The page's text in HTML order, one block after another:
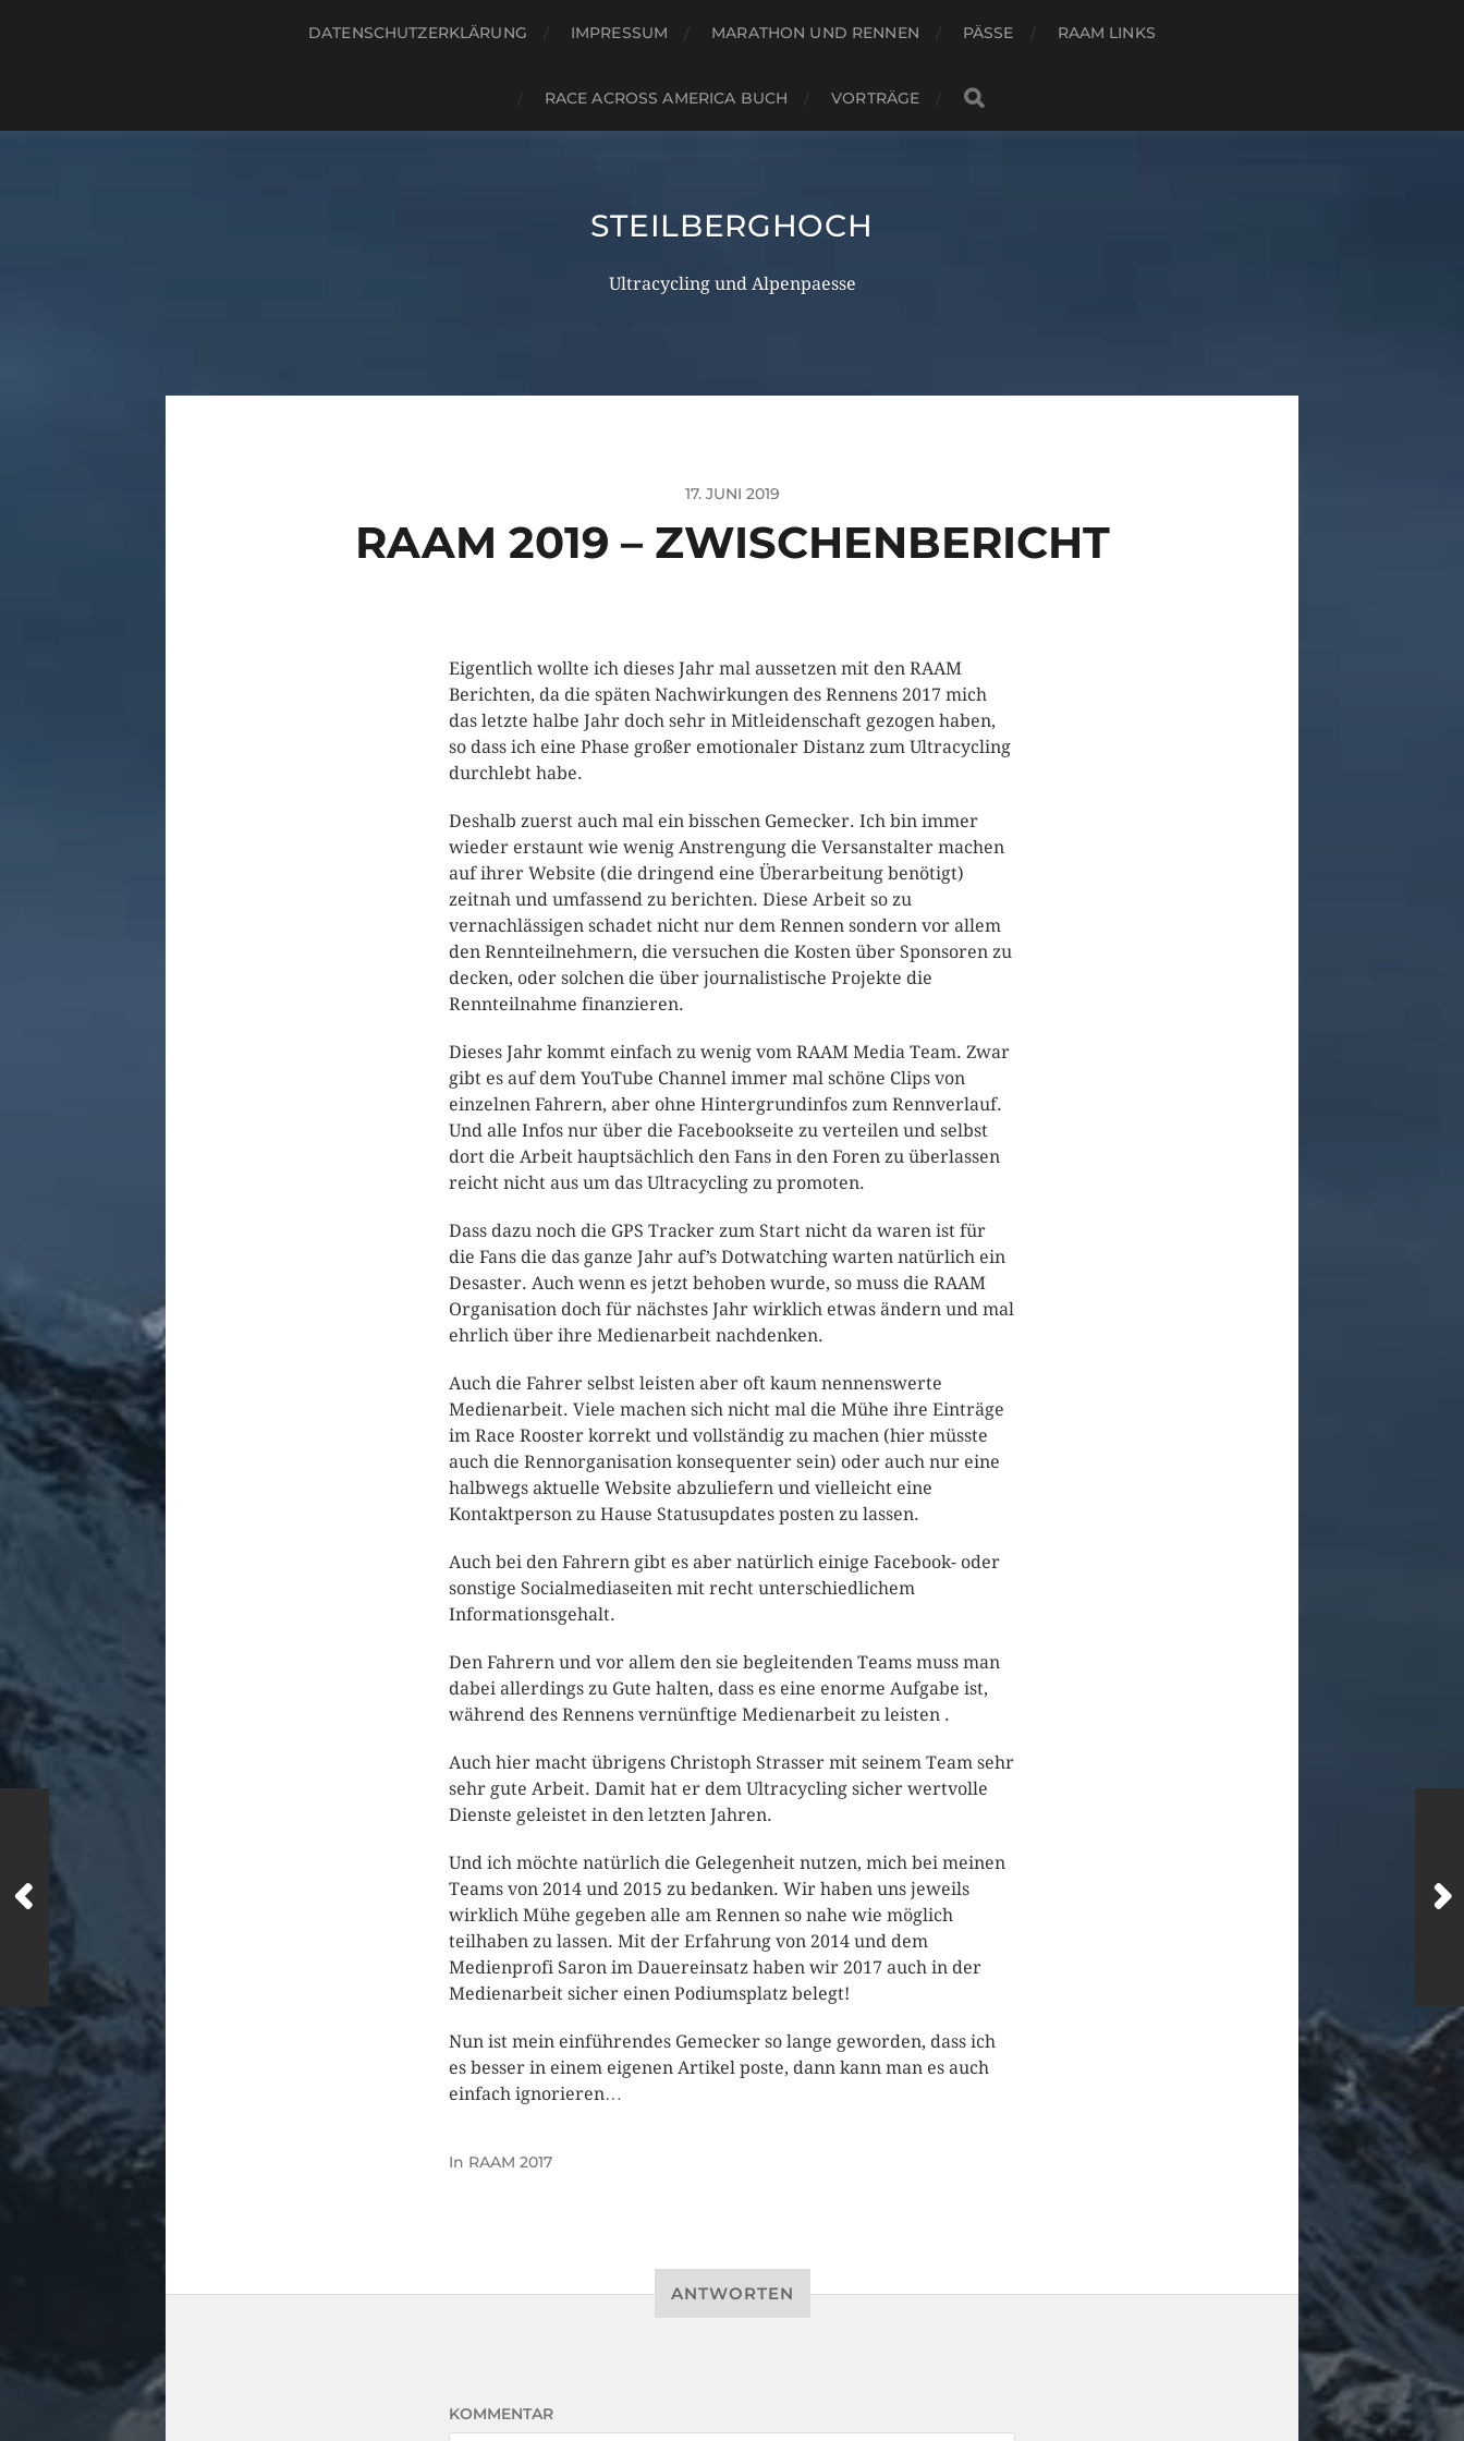
DATENSCHUTZERKLÄRUNG IMPRESSUM MARATHON UND RENNEN PÄSSE RAAM LINKS
RACE ACROSS AMERICA BUCH VORTRÄGE
STEILBERGHOCH
Ultracycling und Alpenpaesse
17. JUNI 2019
RAAM 2019 – ZWISCHENBERICHT
Eigentlich wollte ich dieses Jahr mal aussetzen mit den RAAM
Berichten, da die späten Nachwirkungen des Rennens 2017 mich
das letzte halbe Jahr doch sehr in Mitleidenschaft gezogen haben,
so dass ich eine Phase großer emotionaler Distanz zum Ultracycling
durchlebt habe.
Deshalb zuerst auch mal ein bisschen Gemecker. Ich bin immer
wieder erstaunt wie wenig Anstrengung die Versanstalter machen
auf ihrer Website (die dringend eine Überarbeitung benötigt)
zeitnah und umfassend zu berichten. Diese Arbeit so zu
vernachlässigen schadet nicht nur dem Rennen sondern vor allem
den Rennteilnehmern, die versuchen die Kosten über Sponsoren zu
decken, oder solchen die über journalistische Projekte die
Rennteilnahme finanzieren.
Dieses Jahr kommt einfach zu wenig vom RAAM Media Team. Zwar
gibt es auf dem YouTube Channel immer mal schöne Clips von
einzelnen Fahrern, aber ohne Hintergrundinfos zum Rennverlauf.
Und alle Infos nur über die Facebookseite zu verteilen und selbst
dort die Arbeit hauptsächlich den Fans in den Foren zu überlassen
reicht nicht aus um das Ultracycling zu promoten.
Dass dazu noch die GPS Tracker zum Start nicht da waren ist für
die Fans die das ganze Jahr auf’s Dotwatching warten natürlich ein
Desaster. Auch wenn es jetzt behoben wurde, so muss die RAAM
Organisation doch für nächstes Jahr wirklich etwas ändern und mal
ehrlich über ihre Medienarbeit nachdenken.
Auch die Fahrer selbst leisten aber oft kaum nennenswerte
Medienarbeit. Viele machen sich nicht mal die Mühe ihre Einträge
im Race Rooster korrekt und vollständig zu machen (hier müsste
auch die Rennorganisation konsequenter sein) oder auch nur eine
halbwegs aktuelle Website abzuliefern und vielleicht eine
Kontaktperson zu Hause Statusupdates posten zu lassen.
Auch bei den Fahrern gibt es aber natürlich einige Facebook- oder
sonstige Socialmediaseiten mit recht unterschiedlichem
Informationsgehalt.
Den Fahrern und vor allem den sie begleitenden Teams muss man
dabei allerdings zu Gute halten, dass es eine enorme Aufgabe ist,
während des Rennens vernünftige Medienarbeit zu leisten .
Auch hier macht übrigens Christoph Strasser mit seinem Team sehr
sehr gute Arbeit. Damit hat er dem Ultracycling sicher wertvolle
Dienste geleistet in den letzten Jahren.
Und ich möchte natürlich die Gelegenheit nutzen, mich bei meinen
Teams von 2014 und 2015 zu bedanken. Wir haben uns jeweils
wirklich Mühe gegeben alle am Rennen so nahe wie möglich
teilhaben zu lassen. Mit der Erfahrung von 2014 und dem
Medienprofi Saron im Dauereinsatz haben wir 2017 auch in der
Medienarbeit sicher einen Podiumsplatz belegt!
Nun ist mein einführendes Gemecker so lange geworden, dass ich
es besser in einem eigenen Artikel poste, dann kann man es auch
einfach ignorieren…
In RAAM 2017
ANTWORTEN
KOMMENTAR